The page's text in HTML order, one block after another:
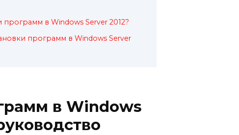
в Windows Server 2012?
программ в Windows Server
в Windows